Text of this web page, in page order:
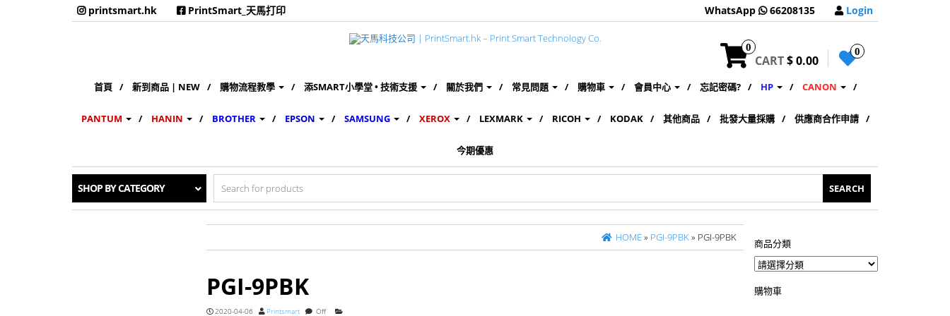
printsmart.hk PrintSmart_天馬打印 WhatsApp 66208135 Login
0
CART$ 0.00
0
首頁 新到商品 | NEW 購物流程教學 添SMART小學堂 • 技術支援 關於我們 常見問題 購物車 會員中心 忘記密碼? HP CANON
PANTUM HANIN BROTHER EPSON SAMSUNG XEROX LEXMARK RICOH KODAK 其他商品 批發大量採購 供應商合作申請
今期優惠
SHOP BY CATEGORY
Search
for:
HOME» PGI-9PBK» PGI-9PBK
PGI-9PBK
2020-04-06 Printsmart Off
商品分類
購物車